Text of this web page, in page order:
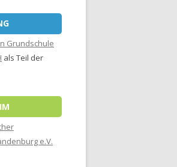
Grundschule
als Teil der
e.V.